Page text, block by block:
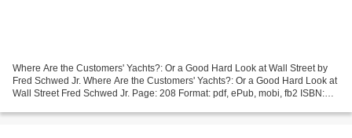
Where Are the Customers' Yachts?: Or a Good Hard Look at Wall Street by
Fred Schwed Jr. Where Are the Customers' Yachts?: Or a Good Hard Look at
Wall Street Fred Schwed Jr. Page: 208 Format: pdf, ePub, mobi, fb2 ISBN: